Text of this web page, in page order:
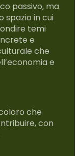
passivo, ma
spazio in cui
temi
e
che
e
che
con